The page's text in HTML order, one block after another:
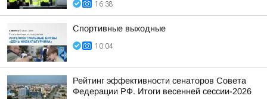
16:38
Спортивные выходные
10:04
Рейтинг эффективности сенаторов Совета
Федерации РФ. Итоги весенней сессии-2026